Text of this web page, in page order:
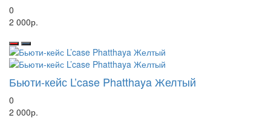
0
2 000р.
Бьюти-кейс L’case Phatthaya Желтый
0
2 000р.